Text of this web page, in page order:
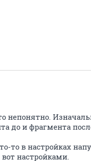
до и фрагмента
то в настройках
настройками.